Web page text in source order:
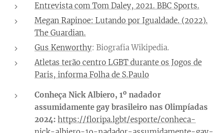
Entrevista com Tom Daley, 2021. BBC Sports.
Megan Rapinoe: Lutando por Igualdade. (2022).
The Guardian.
Gus Kenworthy: Biografia Wikipedia.
Atletas terão centro LGBT durante os Jogos de
Paris, informa Folha de S.Paulo
Conheça Nick Albiero, 1º nadador
assumidamente gay brasileiro nas Olimpíadas
2024: https://floripa.lgbt/esporte/conheca-